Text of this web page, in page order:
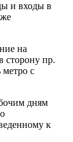
и входы в
на
сторону пр.
метро с
дням
к